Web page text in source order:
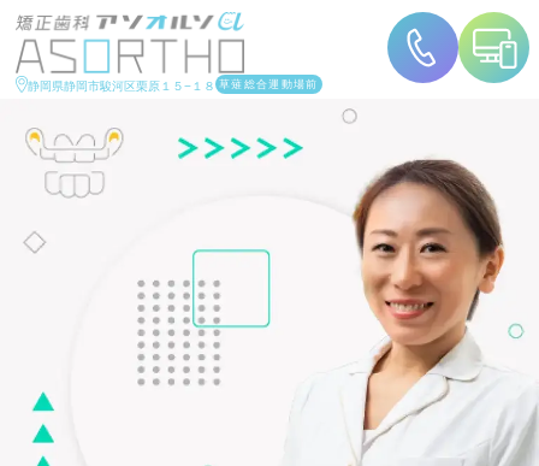
静岡県静岡市駿河区栗原１５−１８ 草薙総合運動場前